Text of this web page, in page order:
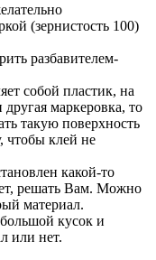
(зернистость 100)
разбавителем-
собой пластик, на
маркеровка, то
такую поверхность
чтобы клей не
какой-то
решать Вам. Можно
материал.
кусок и
или нет.